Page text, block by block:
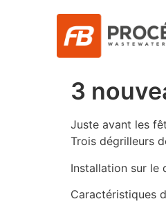
3
Juste avant les
Trois dégrilleurs
Installation sur le
Caractéristiques